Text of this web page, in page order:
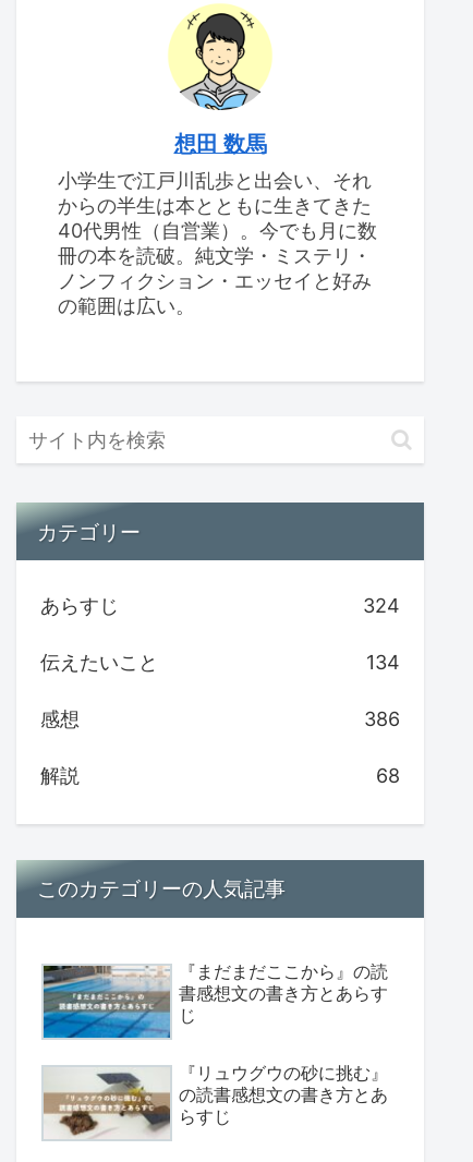
想田 数馬
小学生で江戸川乱歩と出会い、それ
からの半生は本とともに生きてきた
40代男性（自営業）。今でも月に数
冊の本を読破。純文学・ミステリ・
ノンフィクション・エッセイと好み
の範囲は広い。
カテゴリー
あらすじ 324
伝えたいこと 134
感想 386
解説 68
このカテゴリーの人気記事
『まだまだここから』の読
書感想文の書き方とあらす
じ
『リュウグウの砂に挑む』
の読書感想文の書き方とあ
らすじ